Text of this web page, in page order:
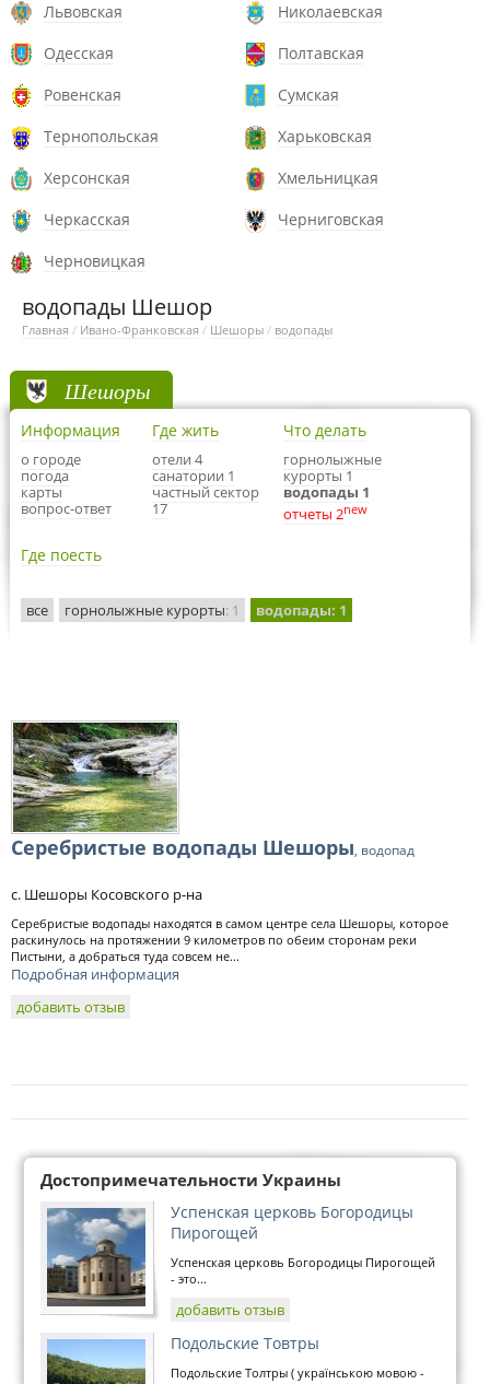
Львовская
Николаевская
Одесская
Полтавская
Ровенская
Сумская
Тернопольская
Харьковская
Херсонская
Хмельницкая
Черкасская
Черниговская
Черновицкая
водопады Шешор
Главная / Ивано-Франковская / Шешоры / водопады
Шешоры
Информация
о городе
погода
карты
вопрос-ответ
Где жить
отели 4
санатории 1
частный сектор
17
Что делать
горнолыжные
курорты 1
водопады 1
отчеты 2new
Где поесть
все горнолыжные курорты: 1 водопады: 1
Серебристые водопады Шешоры, водопад
с. Шешоры Косовского р-на
Серебристые водопады находятся в самом центре села Шешоры, которое
раскинулось на протяжении 9 километров по обеим сторонам реки
Пистыни, а добраться туда совсем не...
Подробная информация
добавить отзыв
Достопримечательности Украины
Успенская церковь Богородицы
Пирогощей
Успенская церковь Богородицы Пирогощей
- это...
добавить отзыв
Подольские Товтры
Подольские Толтры ( українською мовою -